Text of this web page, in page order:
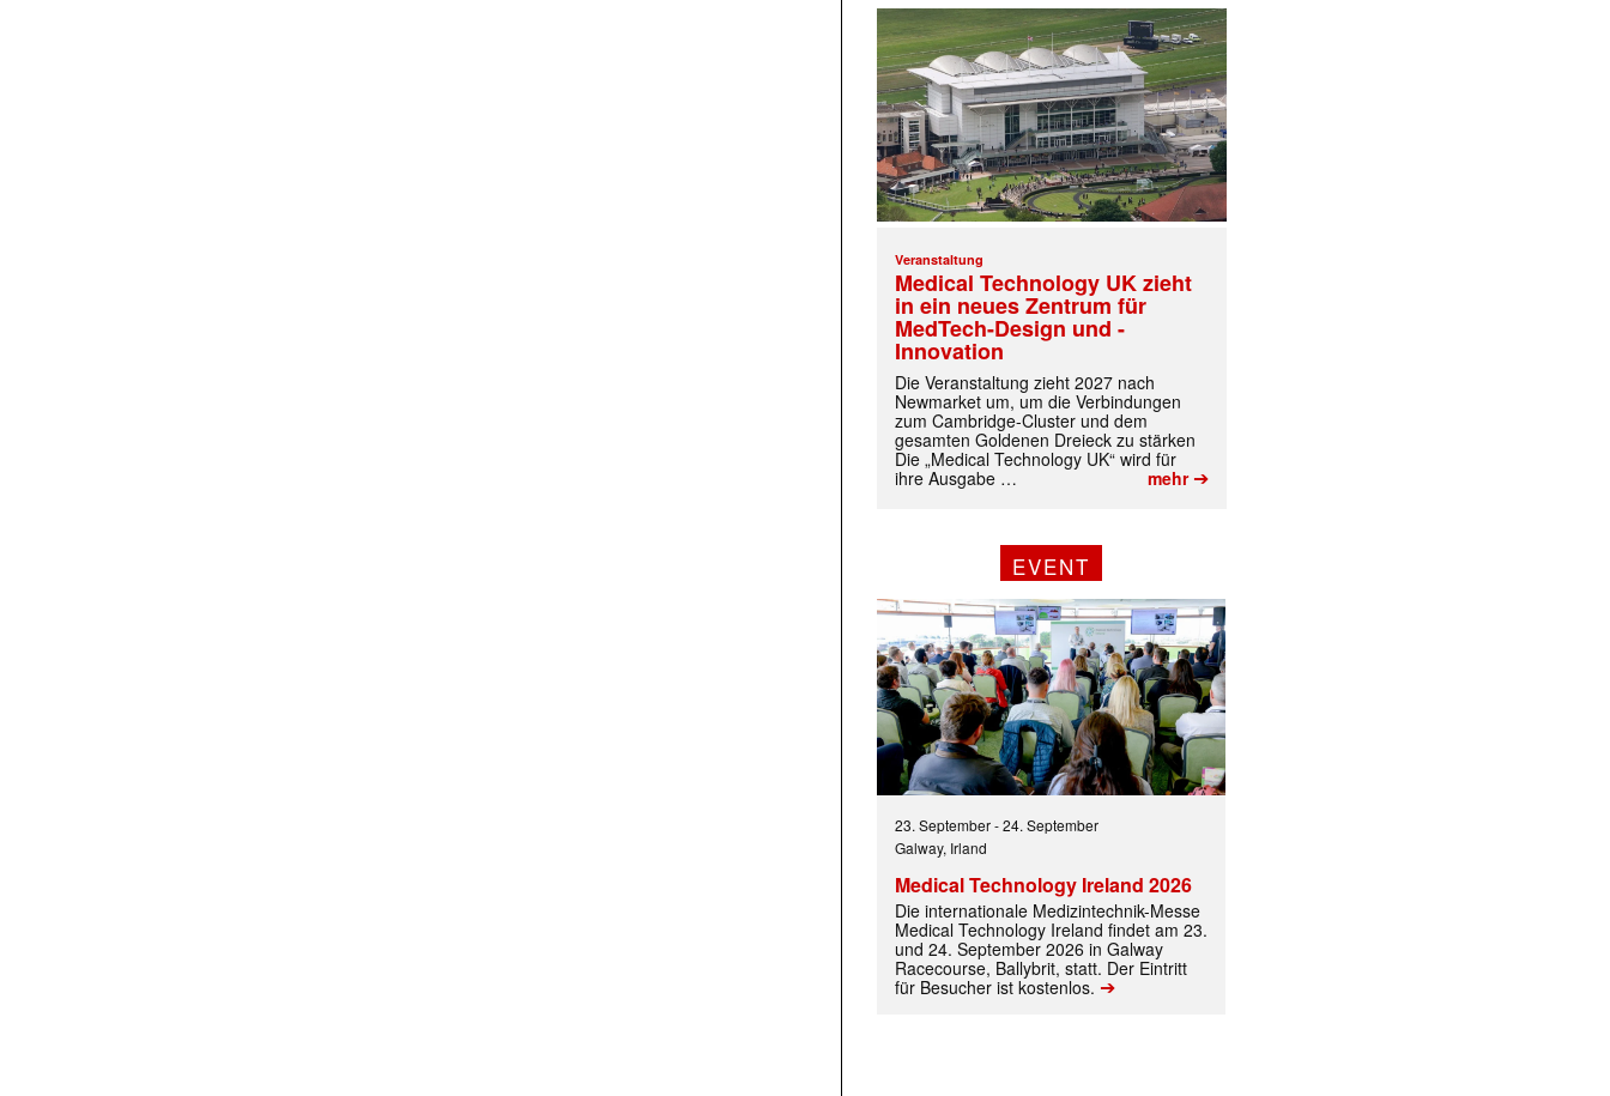
Mit dem |transkript-Newsletter jede Woche aktuell informiert.
Veranstaltung
Medical Technology UK zieht
in ein neues Zentrum für
MedTech-Design und -
Innovation
Die Veranstaltung zieht 2027 nach
Newmarket um, um die Verbindungen
zum Cambridge-Cluster und dem
gesamten Goldenen Dreieck zu stärken
Die „Medical Technology UK“ wird für
ihre Ausgabe …
mehr➔
EVENT
23. September-24. September
Galway, Irland
Medical Technology Ireland 2026
Die internationale Medizintechnik-Messe
Medical Technology Ireland findet am 23.
und 24. September 2026 in Galway
Racecourse, Ballybrit, statt. Der Eintritt
für Besucher ist kostenlos. ➔